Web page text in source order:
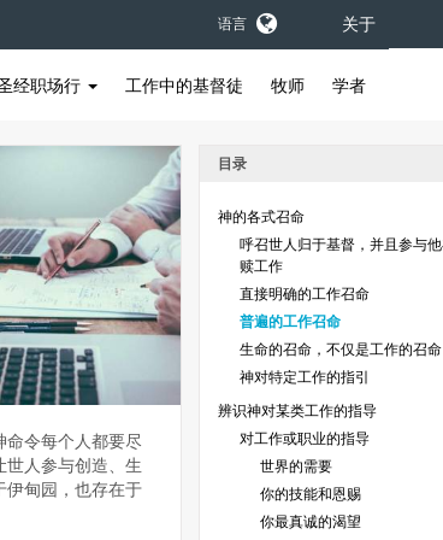
语言 关于
经职场行 工作中的基督徒 牧师 学者
命令每个人都要尽
世人参与创造、生
伊甸园，也存在于
目录
神的各式召命
呼召世人归于基督，并且参与
赎工作
直接明确的工作召命
普遍的工作召命
生命的召命，不仅是工作的召命
神对特定工作的指引
辨识神对某类工作的指导
对工作或职业的指导
世界的需要
你的技能和恩赐
你最真诚的渴望